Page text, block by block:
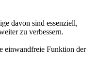
davon sind essenziell,
zu verbessern.
einwandfreie Funktion der